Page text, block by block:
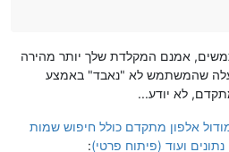
אמנם המקלדת שלך יותר מהירה
שהמשתמש לא "נאבד" באמצע
לא יודע...
אלפון מתקדם כולל חיפוש שמות
נתונים ועוד (פיתוח פרטי):